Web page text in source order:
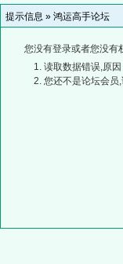
提示信息 » 鸿运高手论坛
您没有登录或者您没有
读取数据错误,原
您还不是论坛会员